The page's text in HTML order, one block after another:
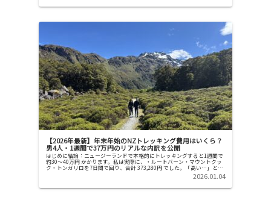
【2026年最新】年末年始のNZトレッキング費用はいくら？
男4人・1週間で37万円のリアルな内訳を公開
はじめに結論：ニュージーランドで本格的にトレッキングすると1週間で
約30〜40万円 かかります。私は実際に、・ルートバーン・マウントクッ
ク・トンガリロを7日間で回り、合計 373,280円 でした。「高い…」と思
2026.01.04